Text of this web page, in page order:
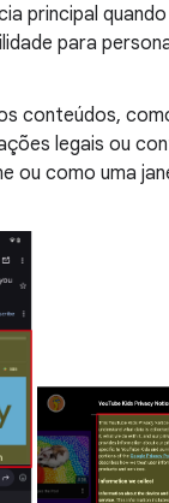
principal
para
conteúdos,
legais ou
ou como uma